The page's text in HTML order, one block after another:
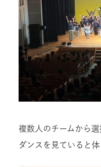
複数人のチームから
ダンスを見ていると